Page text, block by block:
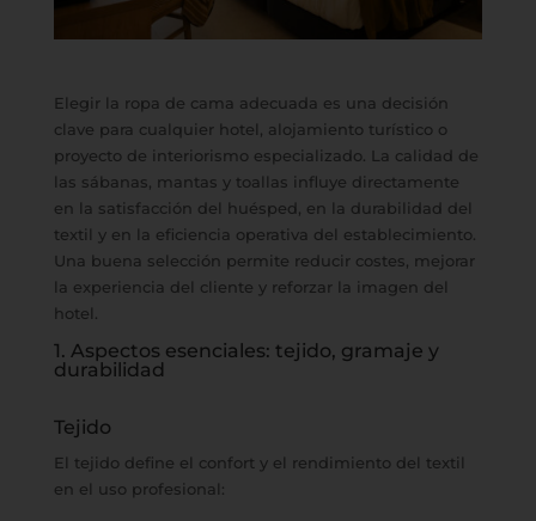
Elegir la ropa de cama adecuada es una decisión
clave para cualquier hotel, alojamiento turístico o
proyecto de interiorismo especializado. La calidad de
las sábanas, mantas y toallas influye directamente
en la satisfacción del huésped, en la durabilidad del
textil y en la eficiencia operativa del establecimiento.
Una buena selección permite reducir costes, mejorar
la experiencia del cliente y reforzar la imagen del
hotel.
1. Aspectos esenciales: tejido, gramaje y
durabilidad
Tejido
El tejido define el confort y el rendimiento del textil
en el uso profesional: